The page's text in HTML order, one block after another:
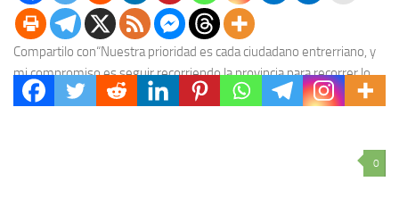
Compartilo con“Nuestra prioridad es cada ciudadano entrerriano, y
mi compromiso es seguir recorriendo la provincia para recorrer lo
realizado y proyectar nuevas obras”, dijo el...
0